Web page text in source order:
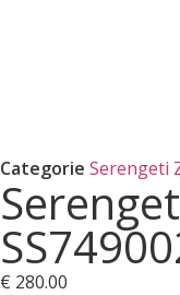
Categorie Serengeti
€ 280.00